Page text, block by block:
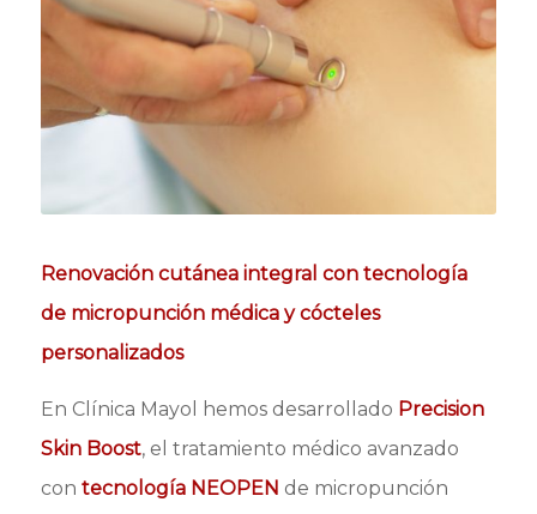
Renovación cutánea integral con tecnología
de micropunción médica y cócteles
personalizados
En Clínica Mayol hemos desarrollado Precision
Skin Boost, el tratamiento médico avanzado
con tecnología NEOPEN de micropunción